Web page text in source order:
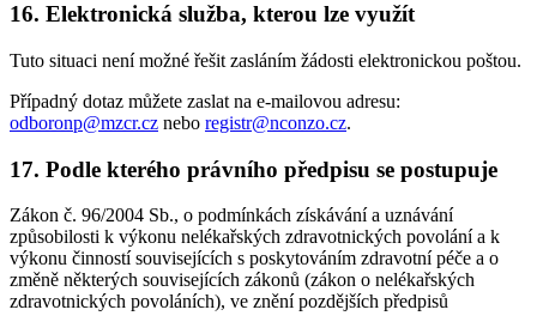
16. Elektronická služba, kterou lze využít
Tuto situaci není možné řešit zasláním žádosti elektronickou poštou.
Případný dotaz můžete zaslat na e-mailovou adresu:
odboronp@mzcr.cz nebo registr@nconzo.cz.
17. Podle kterého právního předpisu se postupuje
Zákon č. 96/2004 Sb., o podmínkách získávání a uznávání
způsobilosti k výkonu nelékařských zdravotnických povolání a k
výkonu činností souvisejících s poskytováním zdravotní péče a o
změně některých souvisejících zákonů (zákon o nelékařských
zdravotnických povoláních), ve znění pozdějších předpisů